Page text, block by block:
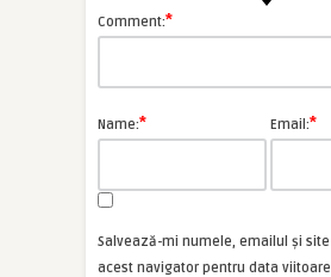
Comment:*
Name:* Email:*
Salvează-mi numele, emailul și
acest navigator pentru data